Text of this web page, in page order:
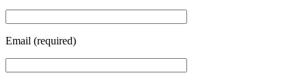
Email (required)